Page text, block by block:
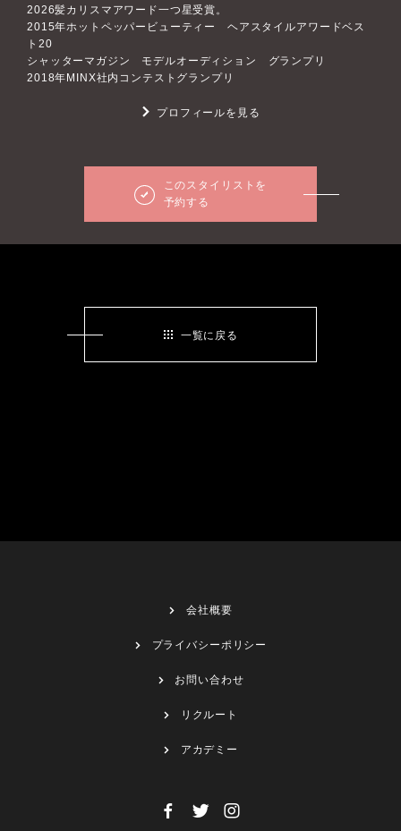
2026髪カリスマアワード一つ星受賞。
2015年ホットペッパービューティー ヘアスタイルアワードベス
ト20
シャッターマガジン モデルオーディション グランプリ
2018年MINX社内コンテストグランプリ
プロフィールを見る
このスタイリストを
予約する
一覧に戻る
会社概要
プライバシーポリシー
お問い合わせ
リクルート
アカデミー